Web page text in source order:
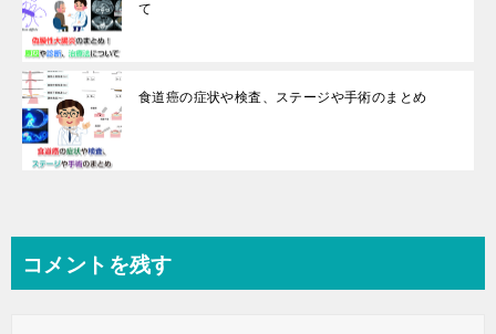
て
食道癌の症状や検査、ステージや手術のまとめ
コメントを残す